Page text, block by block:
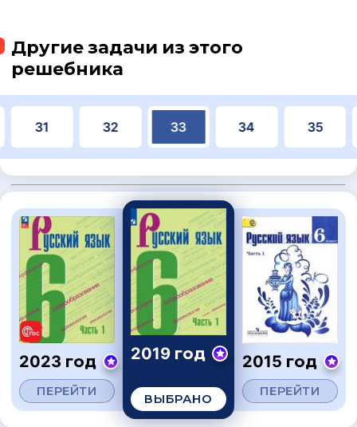
Другие задачи из этого
решебника
31 32 33 34 35
2023 год
ПЕРЕЙТИ
2019 год
ВЫБРАНО
2015 год
ПЕРЕЙТИ